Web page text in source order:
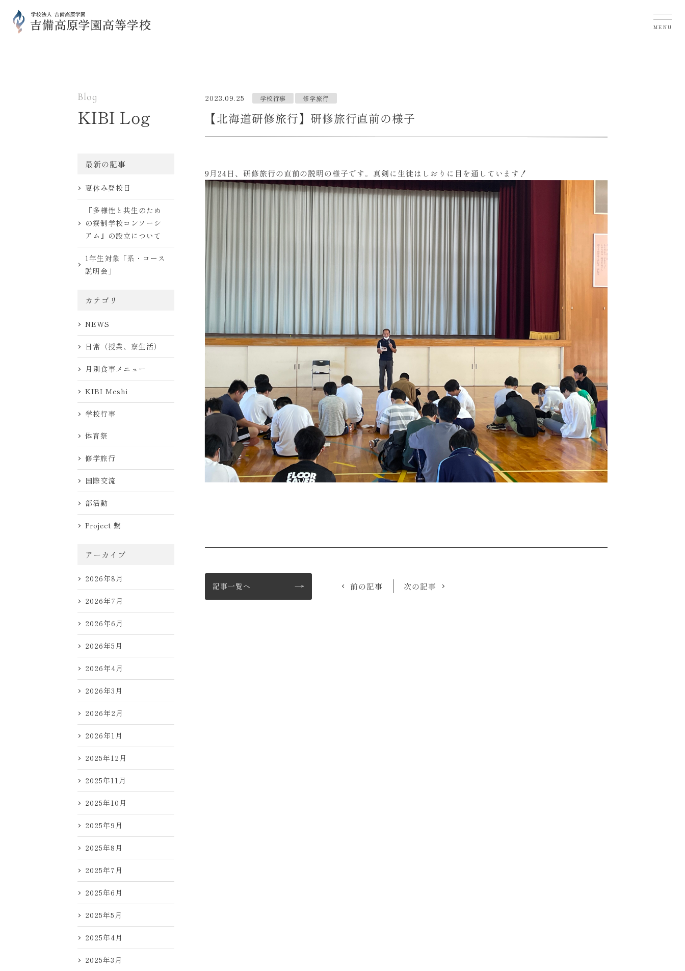
MENU
Blog
KIBI Log
最新の記事
夏休み登校日
『多様性と共生のため
の寮制学校コンソーシ
アム』の設立について
1年生対象「系・コース
説明会」
カテゴリ
NEWS
日常（授業、寮生活）
月別食事メニュー
KIBI Meshi
学校行事
体育祭
修学旅行
国際交流
部活動
Project 繋
アーカイブ
2026年8月
2026年7月
2026年6月
2026年5月
2026年4月
2026年3月
2026年2月
2026年1月
2025年12月
2025年11月
2025年10月
2025年9月
2025年8月
2025年7月
2025年6月
2025年5月
2025年4月
2025年3月
2023.09.25 学校行事 修学旅行
【北海道研修旅行】研修旅行直前の様子
9月24日、研修旅行の直前の説明の様子です。真剣に生徒はしおりに目を通しています！
記事一覧へ 前の記事 次の記事